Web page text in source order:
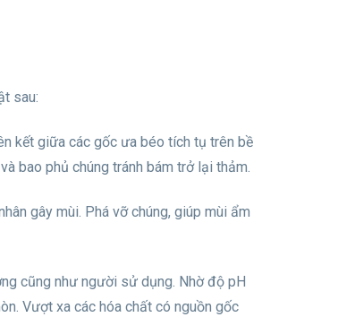
sau:
kết giữa các gốc ưa béo tích tụ trên bề
bao phủ chúng tránh bám trở lại thảm.
gây mùi. Phá vỡ chúng, giúp mùi ẩm
cũng như người sử dụng. Nhờ độ pH
Vượt xa các hóa chất có nguồn gốc